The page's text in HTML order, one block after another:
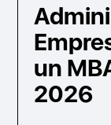
un
2026